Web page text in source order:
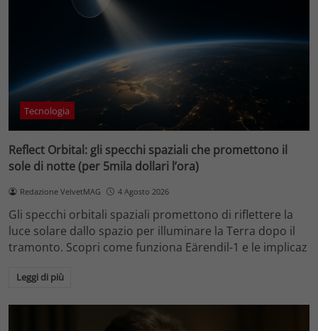
Tecnologia
Reflect Orbital: gli specchi spaziali che promettono il
sole di notte (per 5mila dollari l’ora)
Redazione VelvetMAG 4 Agosto 2026
Gli specchi orbitali spaziali promettono di riflettere la
luce solare dallo spazio per illuminare la Terra dopo il
tramonto. Scopri come funziona Eärendil-1 e le implicaz
Leggi di più